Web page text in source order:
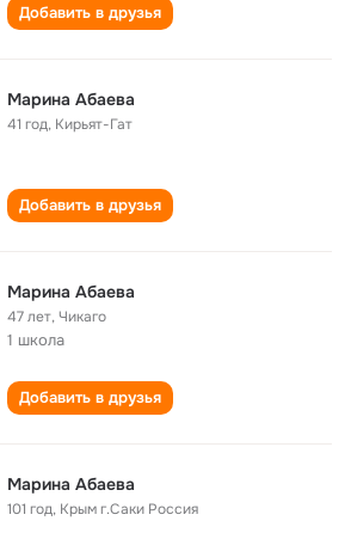
Добавить в друзья
Марина Абаева
41 год, Кирьят-Гат
Добавить в друзья
Марина Абаева
47 лет,Чикаго
1 школа
Добавить в друзья
Марина Абаева
101 год, Крым г.Саки Россия